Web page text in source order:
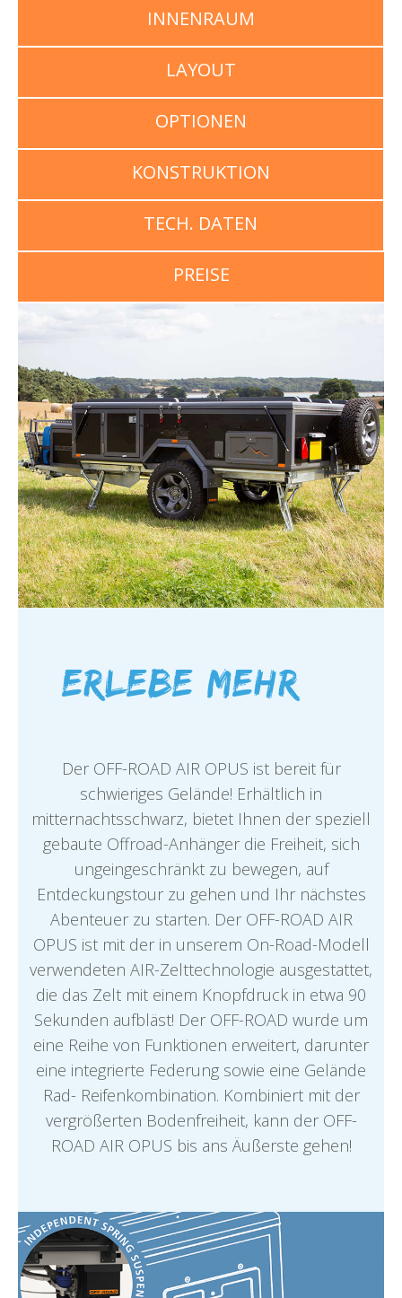
INNENRAUM
LAYOUT
OPTIONEN
KONSTRUKTION
TECH. DATEN
PREISE
Erlebe mehr…
Der OFF-ROAD AIR OPUS ist bereit für
schwieriges Gelände! Erhältlich in
mitternachtsschwarz, bietet Ihnen der speziell
gebaute Offroad-Anhänger die Freiheit, sich
ungeingeschränkt zu bewegen, auf
Entdeckungstour zu gehen und Ihr nächstes
Abenteuer zu starten. Der OFF-ROAD AIR
OPUS ist mit der in unserem On-Road-Modell
verwendeten AIR-Zelttechnologie ausgestattet,
die das Zelt mit einem Knopfdruck in etwa 90
Sekunden aufbläst! Der OFF-ROAD wurde um
eine Reihe von Funktionen erweitert, darunter
eine integrierte Federung sowie eine Gelände
Rad- Reifenkombination. Kombiniert mit der
vergrößerten Bodenfreiheit, kann der OFF-
ROAD AIR OPUS bis ans Äußerste gehen!